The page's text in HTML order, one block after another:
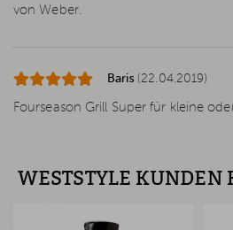
von Weber.
Baris (22.04.2019)
Fourseason Grill Super für kleine
WESTSTYLE KUNDEN